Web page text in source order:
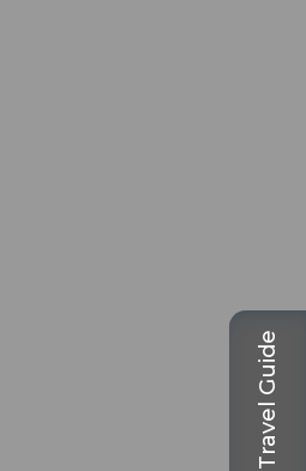
Travel Guide